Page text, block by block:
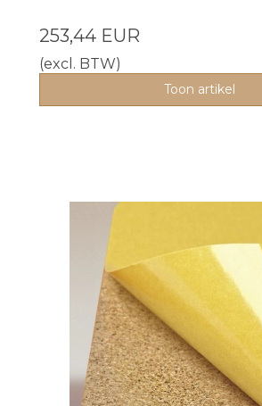
253,44 EUR
(excl. BTW)
Toon artikel